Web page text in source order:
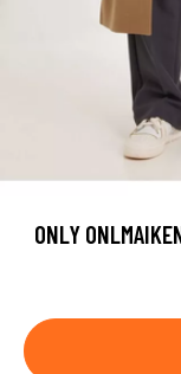
ONLY